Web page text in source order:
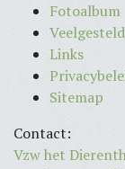
Fotoalbum
Links
Sitemap
Contact:
Vzw het